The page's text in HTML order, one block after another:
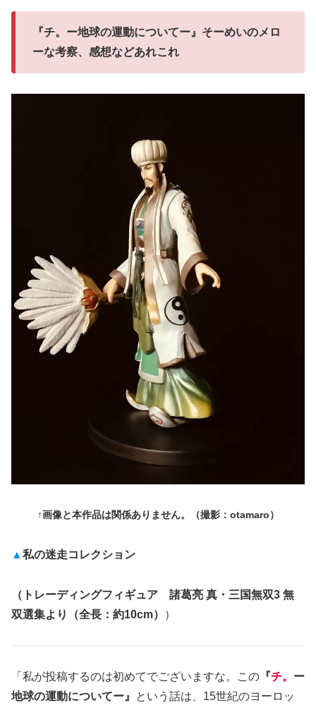
『チ。ー地球の運動についてー』そーめいのメロ
ーな考察、感想などあれこれ
↑画像と本作品は関係ありません。（撮影：otamaro）
▲ 私の迷走コレクション
（トレーディングフィギュア 諸葛亮 真・三国無双3 無
双選集より（全長：約10cm）
）
「私が投稿するのは初めてでございますな。この 『チ。 ー
地球の運動についてー』
という話は、15世紀のヨーロッ